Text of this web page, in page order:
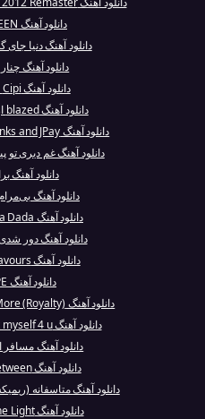
دانلود آهنگ 8TEEN از Khalid
دانلود آهنگ دنیا
دانلود آهنگ
دانلود آهنگ Cipi از Noga Erez
دانلود آهنگ blazed از Ariana Grande
دانلود آهنگ Corrlinks and JPay از Kodak Black
دانلود آهنگ غم دیری تو
دانلود آهنگ
دانلود آهنگ
دانلود آهنگ Riata Dada از EST Gee
دانلود آهنگ دور
دانلود آهنگ Flavours از I Monster
دانلود آهنگ HOPE از NF
دانلود آهنگ Little More (Royalty) از Chris Brown
دانلود آهنگ lost myself 4 u از Thomas Day
دانلود آهنگ مسافر
دانلود آهنگ Space Between از Sia
دانلود آهنگ متاسفانه
دانلود آهنگ The Light از The Game